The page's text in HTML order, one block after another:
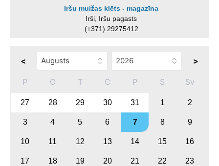
Iršu muižas klēts - magazīna
Irši, Iršu pagasts
(+371) 29275412
< >
P O T C P S Sv
27 28 29 30 31 1 2
3 4 5 6 7 8 9
10 11 12 13 14 15 16
17 18 19 20 21 22 23